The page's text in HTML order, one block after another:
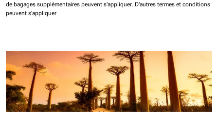
de bagages supplémentaires peuvent s'appliquer. D'autres termes et conditions
peuvent s'appliquer